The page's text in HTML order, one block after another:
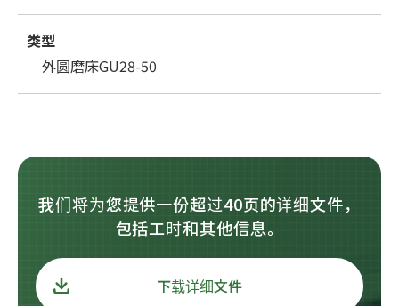
类型
外圆磨床GU28-50
我们将为您提供一份超过40页的详细文件，
包括工时和其他信息。
下载详细文件